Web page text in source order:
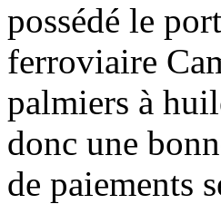
possédé le
ferroviaire
palmiers à
donc une
de paiements